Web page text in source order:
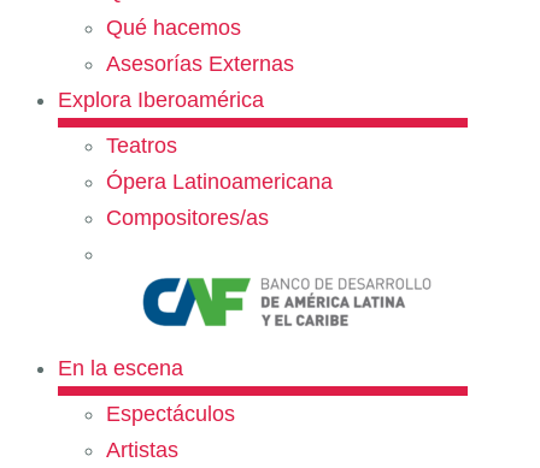
Qué hacemos
Asesorías Externas
Explora Iberoamérica
Teatros
Ópera Latinoamericana
Compositores/as
En la escena
Espectáculos
Artistas